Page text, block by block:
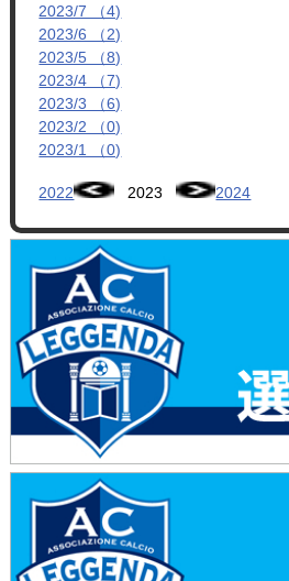
2023/7 （4)
2023/6 （2)
2023/5 （8)
2023/4 （7)
2023/3 （6)
2023/2 （0)
2023/1 （0)
2022 2023 2024